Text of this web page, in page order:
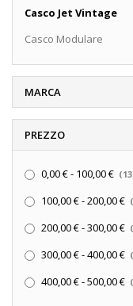
Casco Jet Vintage
Casco Modulare
MARCA
PREZZO
0,00 €- 100,00 € 13
100,00 €-200,00 €
200,00 €-300,00 €
300,00 €-400,00 €
400,00 €-500,00 €